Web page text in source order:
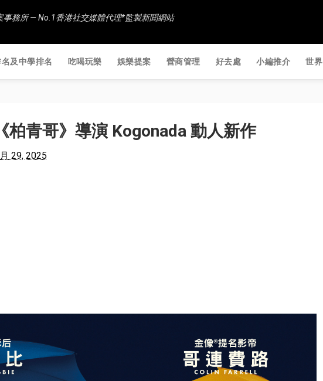
事務所 — No.1香港社交媒體代理*監製新聞網站
及中學排名 吃喝玩樂 娛樂提案 營商管理 好去處 小編推介 世界
柏青哥》導演 Kogonada 動人新作
29, 2025